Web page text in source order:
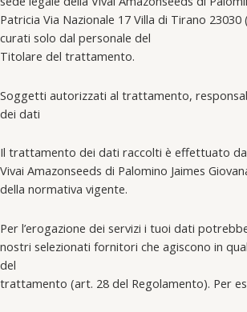
Patricia Via Nazionale 17 Villa di Tirano 23030
curati solo dal personale del
Titolare del trattamento.
Soggetti autorizzati al trattamento,
dei dati
Il trattamento dei dati raccolti è effettuato
Vivai Amazonseeds di Palomino Jaimes
della normativa vigente.
Per l’erogazione dei servizi i tuoi dati
nostri selezionati fornitori che agiscono in
del
trattamento (art. 28 del Regolamento). Per